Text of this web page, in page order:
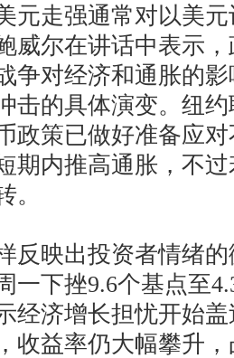
元走强通常对以美
威尔在讲话中表示
争对经济和通胀的
击的具体演变。纽
政策已做好准备应
期内推高通胀，不
。
映出投资者情绪的
一下挫9.6个基点至
经济增长担忧开始
收益率仍大幅攀升